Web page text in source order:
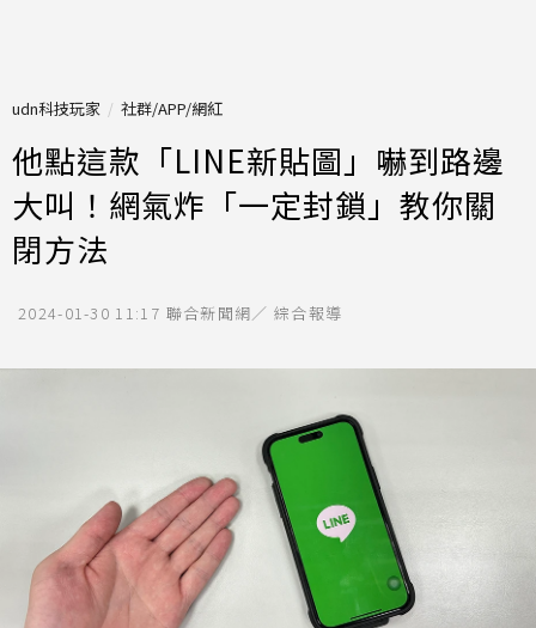
udn科技玩家 社群/APP/網紅
他點這款「LINE新貼圖」嚇到路邊
大叫！網氣炸「一定封鎖」教你關
閉方法
2024-01-30 11:17 聯合新聞網／ 綜合報導